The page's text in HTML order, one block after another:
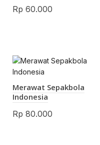
Rp 60.000
Merawat Sepakbola
Indonesia
Rp 80.000